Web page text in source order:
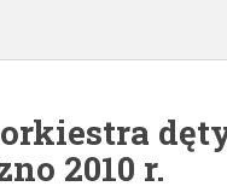
2010 r.